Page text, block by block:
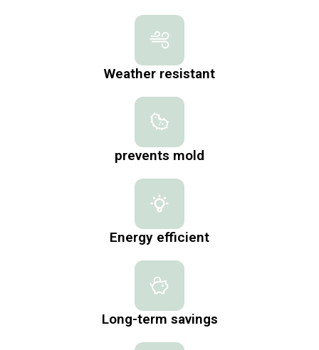
Weather resistant
prevents mold
Energy efficient
Long-term savings